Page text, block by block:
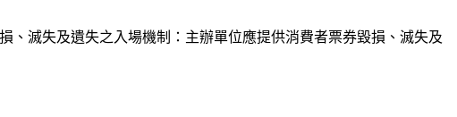
滅失及遺失之入場機制：主辦單位應提供消費者票券毀損、滅失及